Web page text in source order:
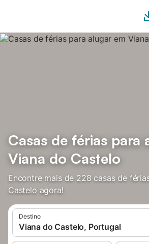
Casas de férias para
Viana do Castelo
Encontre mais de 228 casas de
Castelo agora!
Destino
Viana do Castelo, Portugal